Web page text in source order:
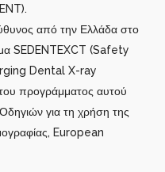
από την Ελλάδα στο
SEDENTEXCT (Safety
Dental X-ray
προγράμματος αυτού
για τη χρήση της
European